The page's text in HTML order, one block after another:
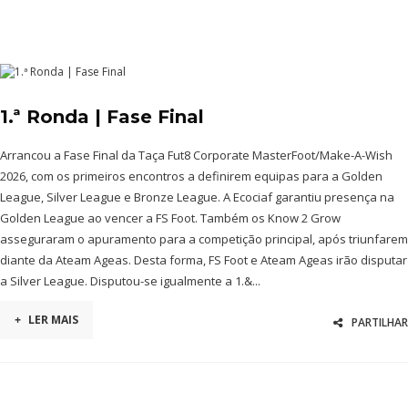
1.ª Ronda | Fase Final
Arrancou a Fase Final da Taça Fut8 Corporate MasterFoot/Make-A-Wish
2026, com os primeiros encontros a definirem equipas para a Golden
League, Silver League e Bronze League. A Ecociaf garantiu presença na
Golden League ao vencer a FS Foot. Também os Know 2 Grow
asseguraram o apuramento para a competição principal, após triunfarem
diante da Ateam Ageas. Desta forma, FS Foot e Ateam Ageas irão disputar
a Silver League. Disputou-se igualmente a 1.&...
+ LER MAIS PARTILHAR